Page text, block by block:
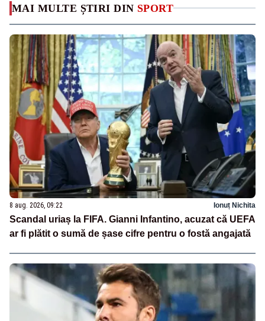
MAI MULTE ȘTIRI DIN SPORT
8 aug. 2026, 09:22 Ionuț Nichita
Scandal uriaș la FIFA. Gianni Infantino, acuzat că UEFA
ar fi plătit o sumă de șase cifre pentru o fostă angajată